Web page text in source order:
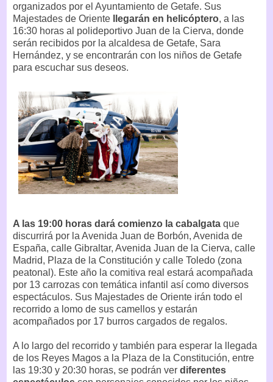
organizados por el Ayuntamiento de Getafe. Sus
Majestades de Oriente
llegarán en helicóptero, a las
16:30 horas al polideportivo Juan de la Cierva, donde
serán recibidos por la alcaldesa de Getafe, Sara
Hernández, y se encontrarán con los niños de Getafe
para escuchar sus deseos.
A las 19:00 horas dará comienzo la cabalgata que
discurrirá por la Avenida Juan de Borbón, Avenida de
España, calle Gibraltar, Avenida Juan de la Cierva, calle
Madrid, Plaza de la Constitución y calle Toledo (zona
peatonal). Este año la comitiva real estará acompañada
por 13 carrozas con temática infantil así como diversos
espectáculos. Sus Majestades de Oriente irán todo el
recorrido a lomo de sus camellos y estarán
acompañados por 17 burros cargados de regalos.
A lo largo del recorrido y también para esperar la llegada
de los Reyes Magos a la Plaza de la Constitución, entre
las 19:30 y 20:30 horas, se podrán ver diferentes